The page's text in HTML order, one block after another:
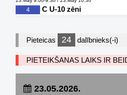
4 C U-10 zēni
Pieteicas 24 dalībnieks(-i)
PIETEIKŠANAS LAIKS IR
23.05.2026.